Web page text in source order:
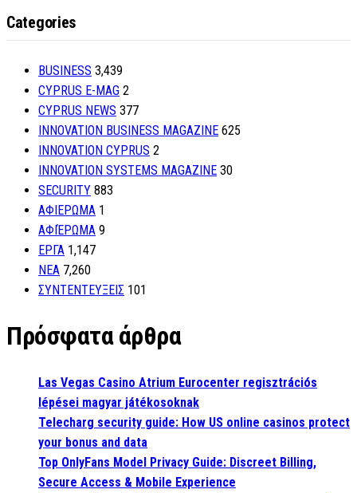
Categories
BUSINESS 3,439
CYPRUS E-MAG 2
CYPRUS NEWS 377
INNOVATION BUSINESS MAGAZINE 625
INNOVATION CYPRUS 2
INNOVATION SYSTEMS MAGAZINE 30
SECURITY 883
ΑΦΙΕΡΩΜΑ 1
ΑΦΙΈΡΩΜΑ 9
ΕΡΓΑ 1,147
ΝΕΑ 7,260
ΣΥΝΤΕΝΤΕΥΞΕΙΣ 101
Πρόσφατα άρθρα
Las Vegas Casino Atrium Eurocenter regisztrációs
lépései magyar játékosoknak
Telecharg security guide: How US online casinos protect
your bonus and data
Top OnlyFans Model Privacy Guide: Discreet Billing,
Secure Access & Mobile Experience